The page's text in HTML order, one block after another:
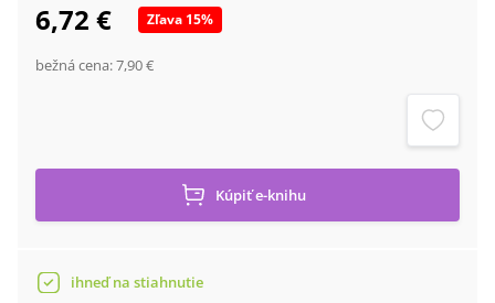
6,72 € Zľava 15%
bežná cena:7,90 €
Kúpiťe-knihu
ihneď na stiahnutie